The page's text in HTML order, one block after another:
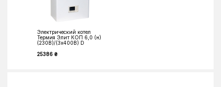
Электрический котел
Термия Элит КОП 6,0 (н)
(230В)/(3х400В) D
25386 ₴